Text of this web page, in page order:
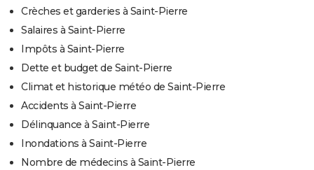
Crèches et garderies à Saint-Pierre
Salaires à Saint-Pierre
Impôts à Saint-Pierre
Dette et budget de Saint-Pierre
Climat et historique météo de Saint-Pierre
Accidents à Saint-Pierre
Délinquance à Saint-Pierre
Inondations à Saint-Pierre
Nombre de médecins à Saint-Pierre